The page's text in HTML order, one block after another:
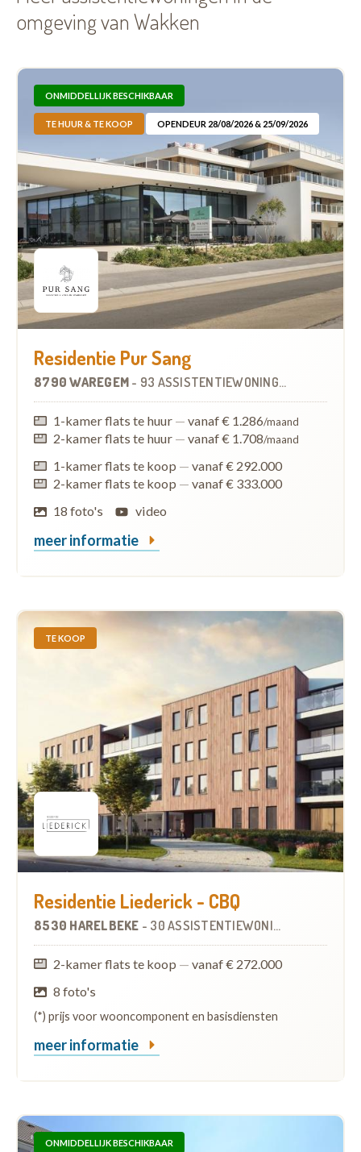
omgeving van Wakken
ONMIDDELLIJK BESCHIKBAAR
TE HUUR & TE KOOP OPENDEUR 28/08/2026 & 25/09/2026
Residentie Pur Sang
8790 WAREGEM - 93 ASSISTENTIEWONINGEN
1-kamer flats te huur — vanaf € 1.286/maand
2-kamer flats te huur — vanaf € 1.708/maand
1-kamer flats te koop — vanaf € 292.000
2-kamer flats te koop — vanaf € 333.000
18 foto's
video
meer informatie
TE KOOP
Residentie Liederick - CBQ
8530 HARELBEKE - 30 ASSISTENTIEWONINGEN
2-kamer flats te koop — vanaf € 272.000
8 foto's
(*) prijs voor wooncomponent en basisdiensten
meer informatie
ONMIDDELLIJK BESCHIKBAAR